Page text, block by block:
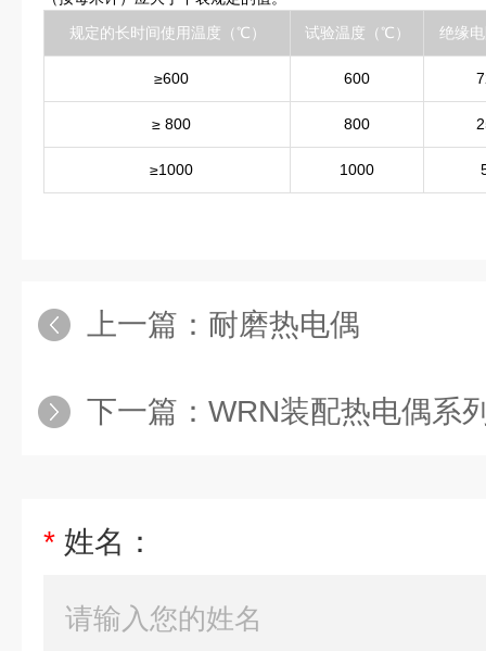
规定的长时间使用温度（℃）
试验温度（℃） 绝缘
≥600 600
≥ 800 800
≥1000 1000
上一篇： 耐磨热电偶
下一篇： WRN装配热电偶系
* 姓名：